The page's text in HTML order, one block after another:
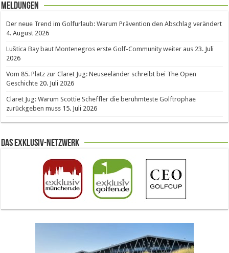
Meldungen
Der neue Trend im Golfurlaub: Warum Prävention den Abschlag verändert
4. August 2026
Luštica Bay baut Montenegros erste Golf-Community weiter aus 23. Juli
2026
Vom 85. Platz zur Claret Jug: Neuseeländer schreibt bei The Open
Geschichte 20. Juli 2026
Claret Jug: Warum Scottie Scheffler die berühmteste Golftrophäe
zurückgeben muss 15. Juli 2026
Das Exklusiv-Netzwerk